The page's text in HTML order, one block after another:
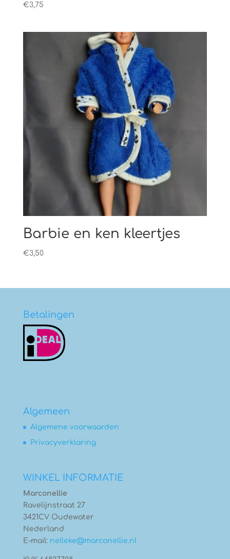
€3,75
Barbie en ken kleertjes
€3,50
Betalingen
Algemeen
Algemene voorwaarden
Privacyverklaring
WINKEL INFORMATIE
Marconellie
Ravelijnstraat 27
3421CV Oudewater
Nederland
E-mail: nelleke@marconellie.nl